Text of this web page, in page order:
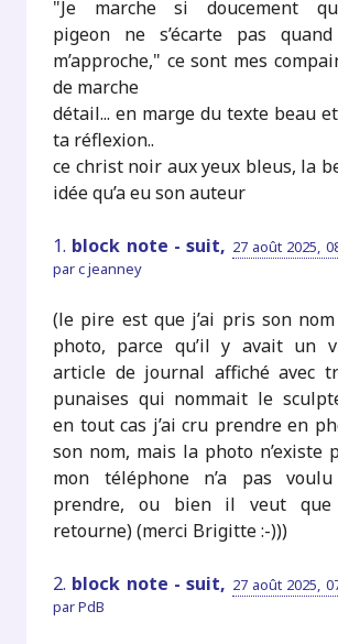
"Je marche si doucement
pigeon ne s’écarte pas
m’approche," ce sont mes
de marche
détail... en marge du texte beau
ta réflexion..
ce christ noir aux yeux bleus, la
idée qu’a eu son auteur
1. block note - suit, 27 août 2025,
parc jeanney
(le pire est que j’ai pris son
photo, parce qu’il y avait un
article de journal affiché avec
punaises qui nommait le
en tout cas j’ai cru prendre en
son nom, mais la photo n’existe
mon téléphone n’a pas
prendre, ou bien il veut que
retourne) (merci Brigitte :-)))
2. block note - suit, 27 août 2025,
parPdB